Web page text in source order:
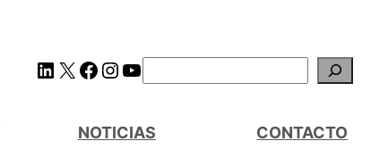
NOTICIAS CONTACTO